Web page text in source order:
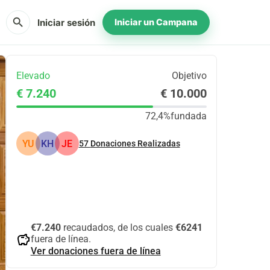
search Iniciar sesión Iniciar un Campana
Elevado Objetivo
€ 7.240 € 10.000
72,4%fundada
YU KH JE 57 Donaciones Realizadas
savings
€7.240recaudados, de los cuales €6241
fuera de línea.
Ver donaciones fuera de línea